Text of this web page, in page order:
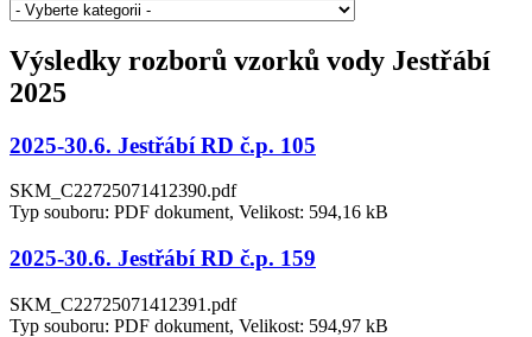
Výsledky rozborů vzorků vody Jestřábí
2025
2025-30.6. Jestřábí RD č.p. 105
SKM_C22725071412390.pdf
Typ souboru: PDF dokument, Velikost: 594,16 kB
2025-30.6. Jestřábí RD č.p. 159
SKM_C22725071412391.pdf
Typ souboru: PDF dokument, Velikost: 594,97 kB